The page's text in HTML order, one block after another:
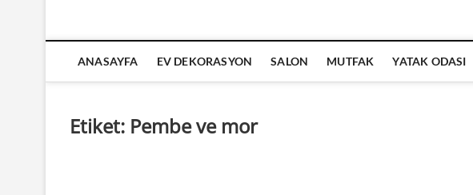
ANASAYFA EV DEKORASYON SALON MUTFAK YATAK ODASI
Etiket: Pembe ve mor